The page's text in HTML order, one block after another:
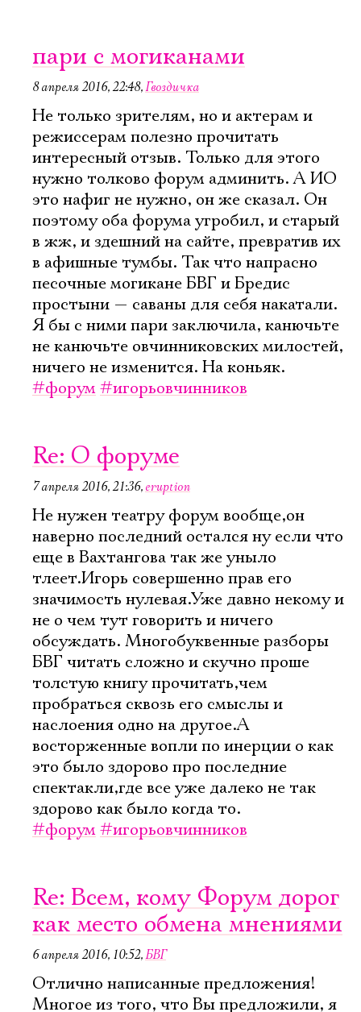
пари с могиканами
8 апреля 2016, 22:48,Гвоздичка
Не только зрителям, но и актерам и
режиссерам полезно прочитать
интересный отзыв. Только для этого
нужно толково форум админить. А ИО
это нафиг не нужно, он же сказал. Он
поэтому оба форума угробил, и старый
в жж, и здешний на сайте, превратив их
в афишные тумбы. Так что напрасно
песочные могикане БВГ и Бредис
простыни — саваны для себя накатали.
Я бы с ними пари заключила, канючьте
не канючьте овчинниковских милостей,
ничего не изменится. На коньяк.
#форум#игорьовчинников
Re: О форуме
7 апреля 2016, 21:36, eruption
Не нужен театру форум вообще,он
наверно последний остался ну если что
еще в Вахтангова так же уныло
тлеет.Игорь совершенно прав его
значимость нулевая.Уже давно некому и
не о чем тут говорить и ничего
обсуждать. Многобуквенные разборы
БВГ читать сложно и скучно проше
толстую книгу прочитать,чем
пробраться сквозь его смыслы и
наслоения одно на другое.А
восторженные вопли по инерции о как
это было здорово про последние
спектакли,где все уже далеко не так
здорово как было когда то.
#форум#игорьовчинников
Re: Всем, кому Форум дорог
как место обмена мнениями
6 апреля 2016, 10:52,БВГ
Отлично написанные предложения!
Многое из того, что Вы предложили, я